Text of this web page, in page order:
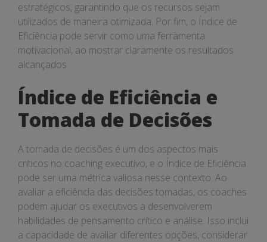
estratégicos, garantindo que os recursos sejam
utilizados de maneira otimizada. Por fim, o Índice de
Eficiência pode servir como uma ferramenta
motivacional, ao mostrar claramente os resultados
alcançados.
Índice de Eficiência e
Tomada de Decisões
A tomada de decisões é um dos aspectos mais
críticos no coaching executivo, e o Índice de Eficiência
pode ser uma métrica valiosa nesse contexto. Ao
avaliar a eficiência das decisões tomadas, os coaches
podem ajudar os executivos a desenvolverem
habilidades de pensamento crítico e análise. Isso inclui
a capacidade de avaliar diferentes opções, considerar